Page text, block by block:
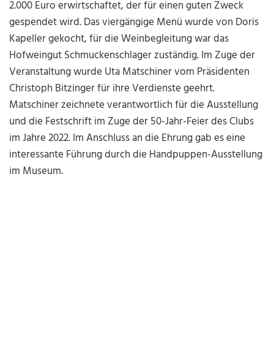
2.000 Euro erwirtschaftet, der für einen guten Zweck
gespendet wird. Das viergängige Menü wurde von Doris
Kapeller gekocht, für die Weinbegleitung war das
Hofweingut Schmuckenschlager zuständig. Im Zuge der
Veranstaltung wurde Uta Matschiner vom Präsidenten
Christoph Bitzinger für ihre Verdienste geehrt.
Matschiner zeichnete verantwortlich für die Ausstellung
und die Festschrift im Zuge der 50-Jahr-Feier des Clubs
im Jahre 2022. Im Anschluss an die Ehrung gab es eine
interessante Führung durch die Handpuppen-Ausstellung
im Museum.